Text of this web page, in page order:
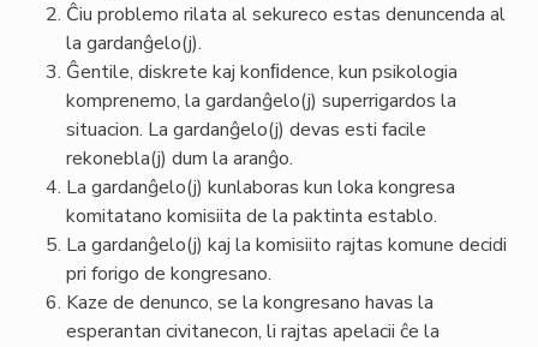
Ĉiu problemo rilata al sekureco estas denuncenda al
la gardanĝelo(j).
Ĝentile, diskrete kaj konﬁdence, kun psikologia
komprenemo, la gardanĝelo(j) superrigardos la
situacion. La gardanĝelo(j) devas esti facile
rekonebla(j) dum la aranĝo.
La gardanĝelo(j) kunlaboras kun loka kongresa
komitatano komisiita de la paktinta establo.
La gardanĝelo(j) kaj la komisiito rajtas komune decidi
pri forigo de kongresano.
Kaze de denunco, se la kongresano havas la
esperantan civitanecon, li rajtas apelacii ĉe la